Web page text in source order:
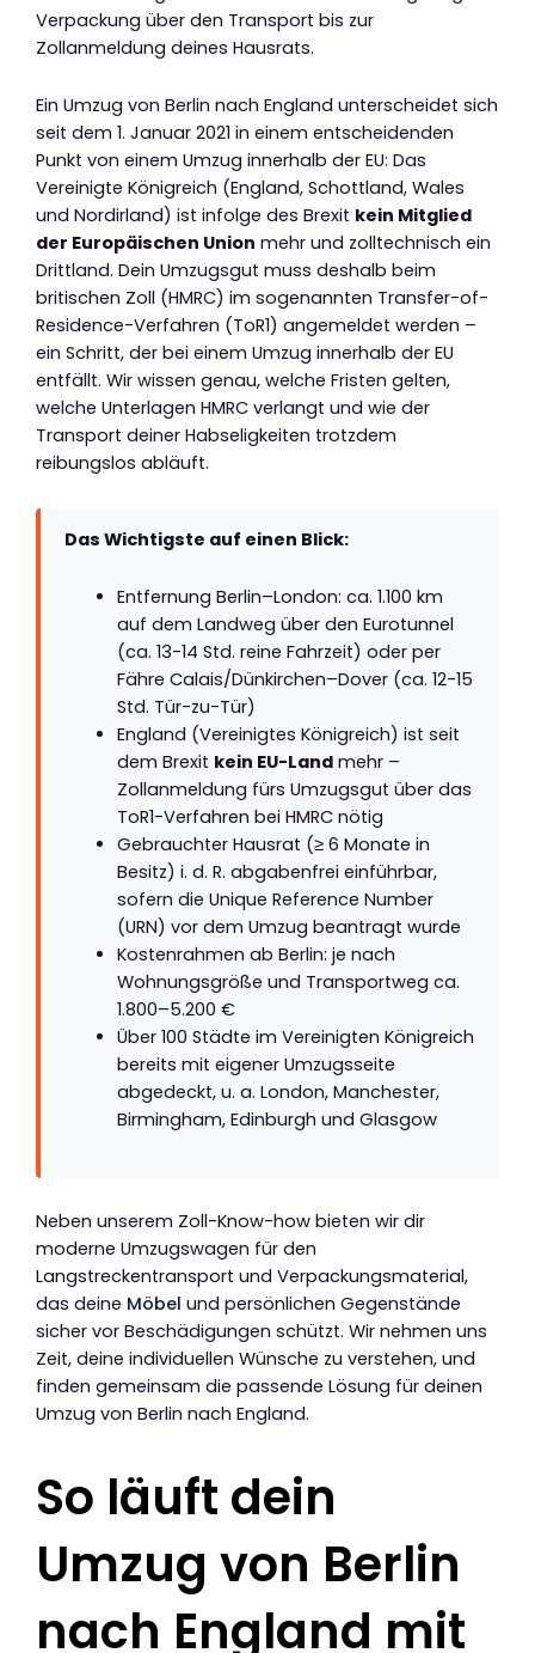
Verpackung über den Transport bis zur
Zollanmeldung deines Hausrats.
Ein Umzug von Berlin nach England unterscheidet sich
seit dem 1. Januar 2021 in einem entscheidenden
Punkt von einem Umzug innerhalb der EU: Das
Vereinigte Königreich (England, Schottland, Wales
und Nordirland) ist infolge des Brexit kein Mitglied
der Europäischen Union mehr und zolltechnisch ein
Drittland. Dein Umzugsgut muss deshalb beim
britischen Zoll (HMRC) im sogenannten Transfer-of-
Residence-Verfahren (ToR1) angemeldet werden –
ein Schritt, der bei einem Umzug innerhalb der EU
entfällt. Wir wissen genau, welche Fristen gelten,
welche Unterlagen HMRC verlangt und wie der
Transport deiner Habseligkeiten trotzdem
reibungslos abläuft.
Das Wichtigste auf einen Blick:
Entfernung Berlin–London: ca. 1.100 km
auf dem Landweg über den Eurotunnel
(ca. 13-14 Std. reine Fahrzeit) oder per
Fähre Calais/Dünkirchen–Dover (ca. 12-15
Std. Tür-zu-Tür)
England (Vereinigtes Königreich) ist seit
dem Brexit kein EU-Landmehr –
Zollanmeldung fürs Umzugsgut über das
ToR1-Verfahren bei HMRC nötig
Gebrauchter Hausrat (≥ 6 Monate in
Besitz) i. d. R. abgabenfrei einführbar,
sofern die Unique Reference Number
(URN) vor dem Umzug beantragt wurde
Kostenrahmen ab Berlin: je nach
Wohnungsgröße und Transportweg ca.
1.800–5.200 €
Über 100 Städte im Vereinigten Königreich
bereits mit eigener Umzugsseite
abgedeckt, u. a. London, Manchester,
Birmingham, Edinburgh und Glasgow
Neben unserem Zoll-Know-how bieten wir dir
moderne Umzugswagen für den
Langstreckentransport und Verpackungsmaterial,
das deine Möbel und persönlichen Gegenstände
sicher vor Beschädigungen schützt. Wir nehmen uns
Zeit, deine individuellen Wünsche zu verstehen, und
finden gemeinsam die passende Lösung für deinen
Umzug von Berlin nach England.
So läuft dein
Umzug von Berlin
nach England mit